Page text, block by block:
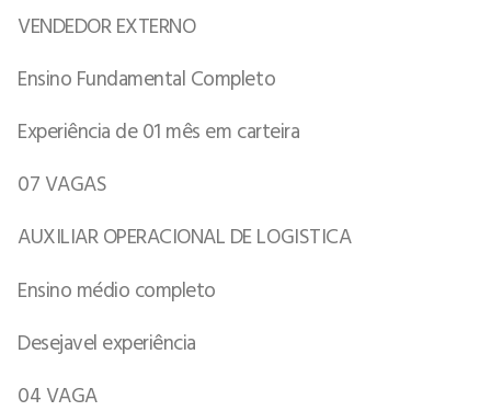
VENDEDOR EXTERNO
Ensino Fundamental Completo
Experiência de 01 mês em carteira
07 VAGAS
AUXILIAR OPERACIONAL DE LOGISTICA
Ensino médio completo
Desejavel experiência
04 VAGA